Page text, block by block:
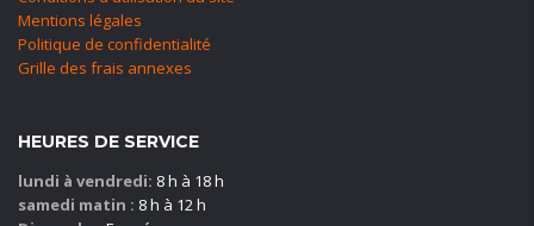
Mentions légales
Politique de confidentialité
Grille des frais annexes
HEURES DE SERVICE
lundi à vendredi: 8 h à 18 h
samedi matin : 8 h à 12 h